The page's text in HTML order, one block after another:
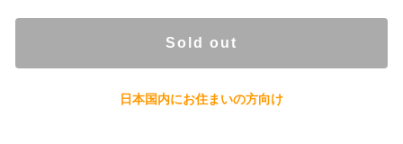
Sold out
日本国内にお住まいの方向け